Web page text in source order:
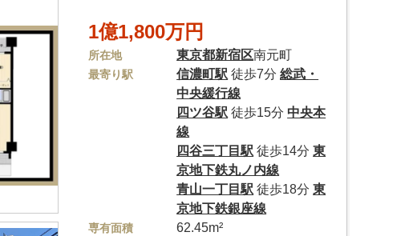
1億1,800万円
所在地 東京都新宿区南元町
最寄り駅 信濃町駅 徒歩7分総武・
中央緩行線
四ツ谷駅 徒歩15分 中央本
線
四谷三丁目駅 徒歩14分東
京地下鉄丸ノ内線
青山一丁目駅 徒歩18分東
京地下鉄銀座線
専有面積 62.45m²